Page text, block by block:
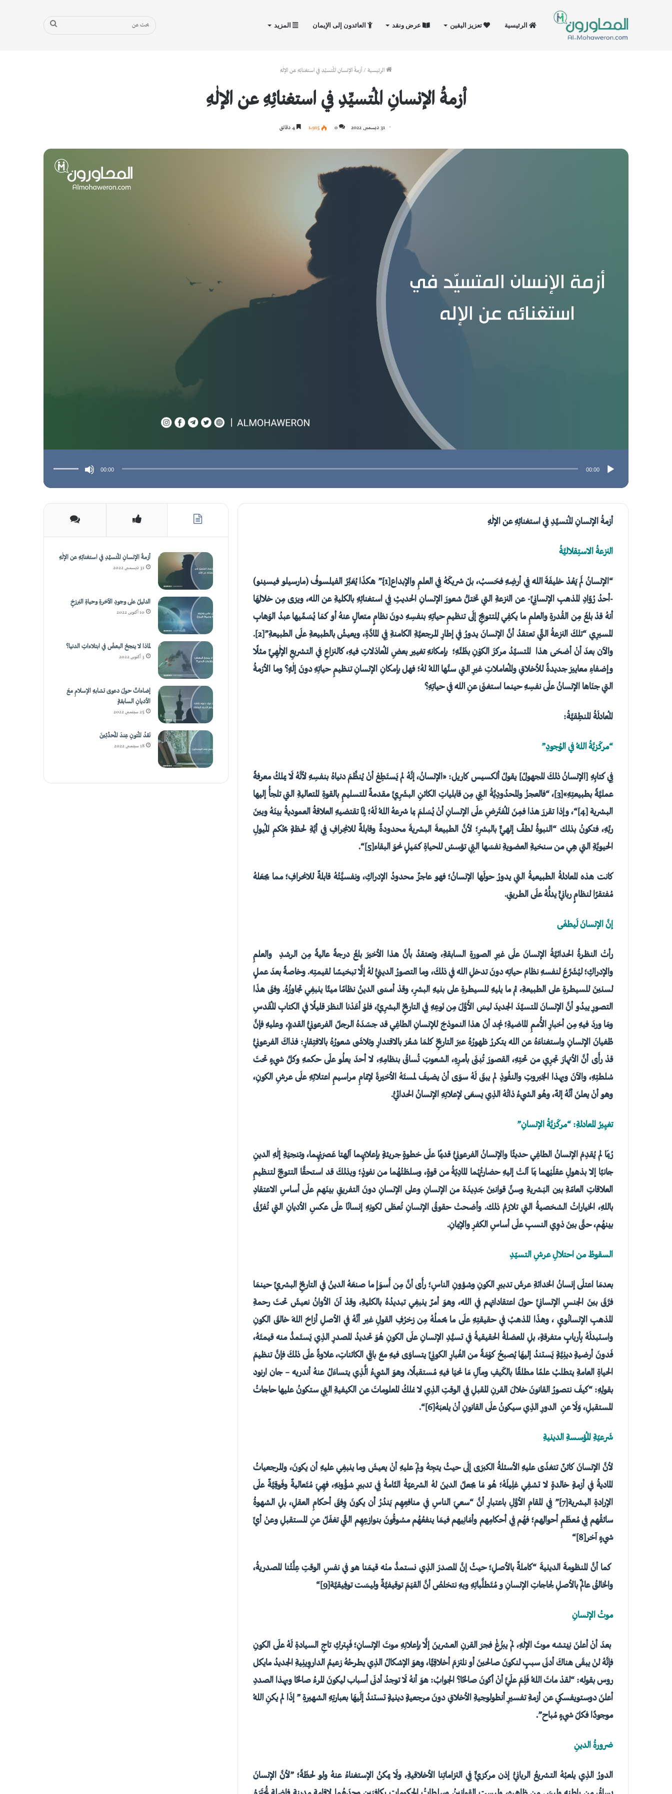
الرئيسية تعزيز اليقين عرض ونقد العائدون إلى الإيمان المزيد بحث
الرئيسية / أزمةُ الإنسانِ المُتسيِّدِ في استغنائِهِ عن الإلٰهِ
أزمةُ الإنسانِ المُتسيِّدِ في استغنائِهِ عن الإلٰهِ
31 ديسمبر, 2022 0 1٬915
الصوت
00:00
00:00
أعلى/
لزيادة
مستوى
الصوت.
أزمةُ الإنسانِ المُتسيِّدِ في استغنائِهِ عن الإلٰهِ
النزعةُ الاستِقلاليَّةُ
“الإنسانُ لَم يَعُدْ خليفَةَ اللهِ فِي أرضِهِ فحَسبُ، بلْ شريكَهُ فِي العلمِ والإبداع[1] ِ” هكذَا يُعَبِّرُ الفيلسوفُ (مارسيلو فيسينو)
-أحدُ رُوّادِ المذهبِ الإنسانِيِّ- عن النزعةِ التي تختلُّ شعورَ الإنسانِ الحديثِ فِي استغنائِهِ بالكليةِ عن اللهِ، ويرَى مِن خلالِهَا
أنهُ قدْ بلغَ مِن القُدرةِ والعلمِ ما يكفِي لِلتتويجِ إلَى تنظيمِ حياتِهِ بنفسِهِ دونَ نظامٍ متعالٍ عنهُ أو كمَا يُسَمِّيها عبدُ الوَهابِ
المسيرِي “تلكَ النزعةُ التِّي تعتقدُ أنَّ الإنسانَ يدورُ في إطارِ المرجعيَّةِ الكامنةِ فِي المادَّةِ، ويعيشُ بالطبيعةِ علَى الطبيعةِ”[2]
.
والآن بعدَ أنْ أضحَى هذا المتسيِّدُ مركزَ الكوْنِ بظَنِّهِ؛ بإمكانهِ تغيير بعضِ المُعادَلاتِ فيهِ، كالنزاعِ في التشريعِ الإلٰهِيِّ مثلًا
وإضفاءِ معاييرَ جديدةً للأخلاقِ والمُعاملاتِ غيرِ التي سنَّها اللهُ لهُ؛ فهل بإمكانِ الإنسانِ تنظيمِ حياتِهِ دونَ إلٰهٍ؟ وما الأزمةُ
التي جنَاها الإنسانُ علَى نفسِهِ حينما استغنَىٰ عنِ اللهِ في حياتِهِ؟
المُعادلَةُ المنطِقيَّةُ:
“مركَزيَّةُ اللهُ في الوُجودِ”
فِي كتابِهِ [الإنسانُ ذلكَ المجهولُ] يقولُ ألكسيس كاريل: «الإنسانُ، إنَّهُ لم يَستَطِعْ أنْ يُنظِّمَ دنياهُ بنفسِهِ لأنَّهُ لَا يملكُ معرفةً
عمليَّةً بطبيعتِهِ»[3] ، “فالعجزُ والمحدُودِيَّةُ التِي مِن قابلياتِ الكائنِ البشَرِيِّ مقدمةٌ للتسليمِ بالقوةِ المتعاليةِ التي تلجأُ إليها
البشرية [4]
“، وإذا تقررَ هذا فمِنَ المُفتَرضِ علَى الإنسانِ أنْ يُسَلمَ بما شرعهُ اللهُ لَهُ؛ لِمَا تقتضيهِ العلاقةُ العموديةُ بينَهُ وبينَ
ربِّهِ، فتكونُ بذلك “النبوةُ لطفٌ إلهيٌّ بالبشرِ؛ لأنَّ الطبيعةَ البشريةَ محدودةٌ وقابلةٌ للانحِرافِ فِي أيَّةِ لحظةٍ بحُكمِ المُيولِ
الحيويَّةِ التي هِي من سنخيةِ العضويةِ نفسَها التِي تؤسسُ للحياةِ كمَيلٍ نحوَ البقاء[5]
“.
كانت هذه المعادلةُ الطبيعيةُ التي يدورُ حولَها الإنسانُ؛ فهو عاجزٌ محدودُ الإدراكِ، ونفسيَّتُهُ قابلةٌ للانحرافِ؛ مما يجعَلهُ
مُفتقرًا لنظامٍ ربانيٍّ يدلُّهُ علَى الطريقِ.
إنَّ الإنسانَ لَيطغَى
رأتْ النظرةُ الحداثيَّةُ الإنسانَ علَى غيرِ الصورةِ السابقةِ، وتعتقدُ بأنَّ هذا الأخيرَ بلغَ درجةً عاليةً مِن الرشدِ والعلمِ
والإدراكِ؛ ليُشَرِّعَ لنفسهِ نظامَ حياتِه دونَ تدخلِ الله في ذلكَ، وما التصورُ الدينيُّ لهُ إلَّا تبخيسًا لقيمتِه. وخاصةً بعدَ عملٍ
لسنينَ للسيطرةِ على الطبيعةِ، ثم ما يليهِ للسيطرةِ على بنيهِ البشرِ، وقدْ أمسَى الدينُ نظامًا ميتًا ينبغِي تجاوزُهُ. وفقَ هذَا
التصورِ يبدُو أنَّ الإنسانَ المتسيِّدَ الجديدَ ليسَ الأَوَّلَ مِن نَوعِهِ فِي التاريخِ البشرِيِّ، فلوْ أعَدْنا النظرَ قليلًا في الكتابِ المُقَدسِ
ومَا وردَ فيهِ مِن أخبارِ الأُممِ الماضيةِ؛ نجِد أنّ هذا النموذجَ للإنسانِ الطاغِي قد جسّدَهُ الرجلُ الفرعونيُّ القديمُ، وعليهِ فإنَّ
طُغيانَ الإنسانِ واستغناءَهُ عن اللهِ يتكررُ ظهورُهُ عبرَ التاريخِ كلمَا شعُرَ بالاقتدارِ وتلاشَى شعورُهُ بالافتِقارِ: فذاكَ الفرعونيُّ
قدْ رأَى أنَّ الأنهارَ تجرِي من تحتِهِ، القصورَ تُبنَى بأمرِهِ، الشعوبَ تُساقُ بنظامِهِ، لا أحدَ يعلُو علَى حكمهِ وكلَّ شيءٍ تحتَ
سُلطتِهِ، والآنَ وبِهذا الجَبروتِ والنفُوذِ لم يبقَ لَهُ سوَى أنْ يضيفَ لمستَهُ الأخيرةَ لإتمامِ مراسيمِ اعتلائِهِ علَى عرشِ الكونِ،
وهو أنْ يعلنَ أنَّهُ إلهٌ، وهُو الشيءُ ذاتُهُ الذِي يسعَى لإعلانِهِ الإنسانُ الحداثيُّ.
تغيِيرُ المعادلةِ: “مركَزيَّةُ الإنسانِ”
رُبمَا لم يُقدِمْ الإنسانُ الطاغِي حديثًا والإنسانُ الفرعونيُّ قديمًا علَى خطوةٍ جريئةٍ بإعلانِهِما آلِهتا عَصرَيْهِما، وتنحِيَةِ إلٰهِ الدينِ
جانبًا إلا بذهولِ عقلَيْهما بمَا آلتْ إليهِ حضارتُهُما المادِيّةُ من قوةٍ، وسلطَتُهُما من نفوذٍ؛ وبذلكَ قد استحقَّا التتويجَ لتنظيمِ
العلاقاتِ العامّةِ بين البَشريةِ وسنِّ قوانينَ جَدِيدَة من الإنسانِ وعلى الإنسانِ دونَ التفريقِ بينَهم علَى أساسِ الاعتقادِ
باللهِ، الخياراتُ الشخصيةُ التي تلازمُ ذلك. وأضحتْ حقوقُ الإنسانِ تُعطَى لكونِهِ إنسانًا علَى عكسِ الأديانِ التي تُفرِّقُ
بينهُم، حتَّى بينَ ذوِي النسبِ علَى أساسِ الكفرِ والإيمانِ.
السقوطُ من احتلالِ عرشِ التسيّدِ
بعدمَا اعتلَى إنسانُ الحَداثةِ عرشَ تدبيرِ الكونِ وشؤونِ الناسِ؛ رأَى أنَّ مِن أَسوَإِ ما صنعَهُ الدينُ في التاريخِ البشريِّ حينمَا
فرَّقَ بينَ الجنسِ الإنسانيِّ حولَ اعتقاداتِهم في اللهِ، وهوَ أمرٌ ينبغِي تبديدُهُ بالكليةِ، وقدْ آنَ الأوانُ نعيشَ تحتَ رحمةِ
المذهبِ الإنسانُويِ ، وهذَا المذهبُ في حقيقتِهِ علَى ما يحملُهُ مِن زخرُفِ القولِ غير أنَّهُ في الأصلِ أزاحَ اللهَ خالقَ الكونِ
واستبدلَهُ بِأربابٍ متفرقةٍ، بلِ المعضلةُ الحقيقيةُ في تسيُّدِ الإنسانِ علَى الكونِ هُوَ تحديدُ المصدرِ الذِي يَستَمدُّ منه قيمتَهُ،
فَدونَ أرضيةٍ دينِيَّةٍ يَستندُ إليهَا يُصبحُ كوْمَةً من الغُبارِ الكونِيِّ يتساوَى فيهِ معَ باقِي الكائناتِ، علاوةً علَى ذلكَ فإنَّ تنظيمَ
الحياةِ العامةِ يتطلبُ علمًا مطلقًا بالكَيفِ ومآلِ مَا نحيَا فيهِ مُستقبلًا، وهوَ الشيءُ الَّذِي يتساءَلُ عنهُ أندريه – جان ارنود
بقولِهِ: “كيفَ نتصورُ القانونَ خلالَ القرنِ المقبلِ فِي الوقتِ الذِي لا نملكُ المعلوماتَ عن الكيفيةِ التِي ستكونُ عليها حاجاتُ
المستقبلِ، وَلَا عنِ الدورِ الذِي سيكونُ علَى القانونِ أنْ يلعبَهُ[6]
“.
شَرعيّةِ المُؤسسةِ الدينيةِ
لأنَّ الإنسانَ كائنٌ تتغذَى عليهِ الأسئلةُ الكبرَى إلَى حيثُ يتجِهُ ولِمَ عليهِ أنْ يعيشَ وما ينبغِي عليهِ أن يكونَ، والمرجعياتُ
الماديةُ في أزمةٍ خالدةٍ لا تشفِي غلِيلَهُ؛ هُو مَا يجعلُ الدينَ لهُ الشرعيّةُ التّامةُ فِي تدبيرِ شؤُونهِ، فهِيَ مُتَعاليةٌ وفَوقِيَّةٌ علَى
الإرادةِ البشرية[7] ِ” فِي المقامِ الأوَّلِ باعتبارِ أنَّ “سعيَ الناسِ في منافعِهِم يَندُرُ أن يكونَ وِفقَ أحكامِ العقلِ، بلِ الشهوةُ
سائقُهم فِي مُعظَمِ أحوالِهم؛ فهُم فِي أحكامِهم وأمَانِيهم فيمَا ينفعُهُم مسُوقُونَ بنوازعِهِم التِّي تغفَلُ عنِ المستقبلِ وعنْ أيِّ
شيءٍ آخر[8]
“
كما أنَّ المنظومةَ الدينيةَ “كاملةٌ بالأصلِ؛ حيثُ إنَّ المصدرَ الذِي نستمدُّ منْه قيمَنا هو في نفسِ الوقتِ عِلَّتُنا المصدريةُ،
والخالقُ عالمٌ بالأصلِ لِحاجاتِ الإنسانِ و مُتَطلَّباتِهِ وبهِ نتخلصُ أنَّ القيَمَ توقيفيَّةٌ وليسَت توفِيقيَّة[9]
“
موتُ الإنسانِ
بعدَ أنْ أعلنَ نِيتشه موتَ الإلٰهِ، لمْ يبزُغْ فجرَ القرنِ العشرينَ إلَّا بإعلانِهِ موتَ الإنسانِ؛ فَبِتركِ تاجِ السيادةِ لَهُ علَى الكونِ
فإنَّهُ لنْ يبقَى هناكَ أدنَى سببٍ لنكونَ صالحينَ أو نلتزمَ أخلاقِيًّا، وهوَ الإشكالُ الذِي يطرحُهُ زعيمُ الداروِينِيةِ الجديدُ مايكل
روس بقوله: “لقدْ ماتَ اللهُ فَلِمَ علَيَّ أنْ أكونَ صالحًا؟ الجوابُ: هوَ أنهُ لَا توجدُ أدنَى أسباب ليكونَ المرءُ صالحًا وبهذا الصددِ
أعلنَ دوستويفسكي عن أزمةِ تفسيرِ أنطولوجيةِ الأخلاقِ دونَ مرجعيةٍ دينيةٍ تستندُ إلَيهَا بعبارتِهِ الشهيرةِ ” إذَا لم يكنِ اللهُ
موجودًا فكلّ شيءٍ مُباح”.
ضرورةُ الدينِ
الدورُ الذِي يلعبُهُ التشريعُ الربانيُّ إذن مركزيٌّ فِي التزاماتِنا الأخلاقيةِ، ولَا يمكنُ الإستغناءُ عنهُ ولو لحظَةً؛ ”لأنَّ الإنسانَ
أزمةُ الإنسانِ المُتسيِّدِ في استغنائِهِ عن الإلٰهِ
31 ديسمبر, 2022
الدليلُ على وجودِ الآخرةِ وحياةِ البَرزخِ
10 أكتوبر, 2022
لماذا لا ينجحُ البعضُ في ابتلاءاتِ الدنيا؟
3 أكتوبر, 2022
إضاءاتٌ حولَ دعوى تشابهِ الإسلامِ معَ
الأديانِ السابقةٍ
25 سبتمبر, 2022
نَقدُ المُتونِ عِندَ المُحدِّثِينَ
18 سبتمبر, 2022